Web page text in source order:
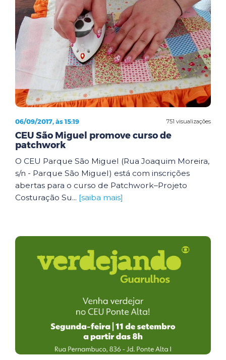
751 visualizações
06/09/2017, às 15:19
CEU São Miguel promove curso de
patchwork
O CEU Parque São Miguel (Rua Joaquim Moreira,
s/n - Parque São Miguel) está com inscrições
abertas para o curso de Patchwork–Projeto
Costuração Su... [saiba mais]